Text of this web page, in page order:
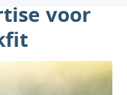
voor